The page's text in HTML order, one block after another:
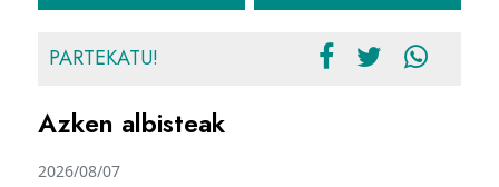
PARTEKATU!
Azken albisteak
2026/08/07